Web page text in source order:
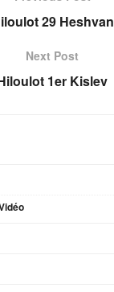
29 Heshvan
Next Post
1er Kislev